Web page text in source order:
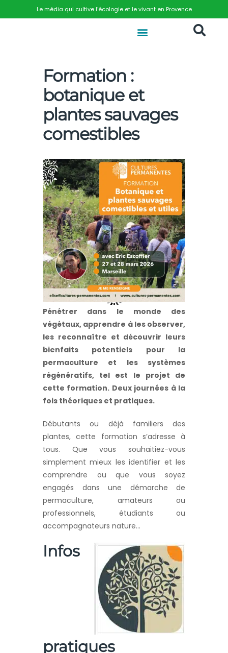
Le média qui cultive l’écologie et le vivant en Provence
Formation :
botanique et
plantes sauvages
comestibles
Pénétrer dans le monde des
végétaux, apprendre à les observer,
les reconnaître et découvrir leurs
bienfaits potentiels pour la
permaculture et les systèmes
régénératifs, tel est le projet de
cette formation. Deux journées à la
fois théoriques et pratiques.
Débutants ou déjà familiers des
plantes, cette formation s’adresse à
tous. Que vous souhaitiez-vous
simplement mieux les identifier et les
comprendre ou que vous soyez
engagés dans une démarche de
permaculture, amateurs ou
professionnels, étudiants ou
accompagnateurs nature…
Infos
pratiques